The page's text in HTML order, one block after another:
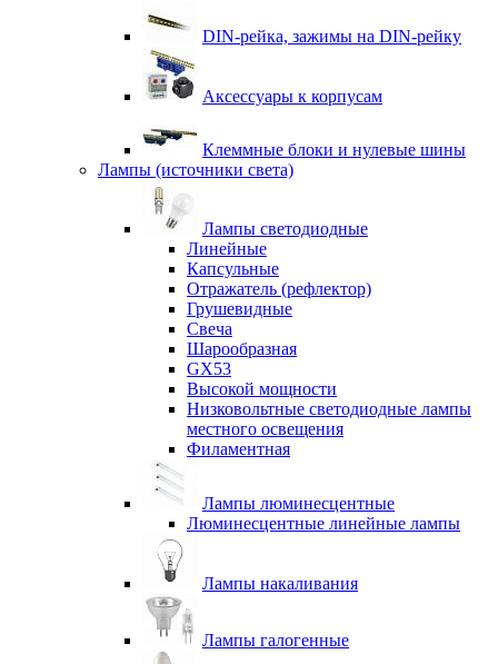
DIN-рейка, зажимы на DIN-рейку
Аксессуары к корпусам
Клеммные блоки и нулевые шины
Лампы (источники света)
Лампы светодиодные
Линейные
Капсульные
Отражатель (рефлектор)
Грушевидные
Свеча
Шарообразная
GX53
Высокой мощности
Низковольтные светодиодные лампы
местного освещения
Филаментная
Лампы люминесцентные
Люминесцентные линейные лампы
Лампы накаливания
Лампы галогенные